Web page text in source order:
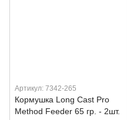
Артикул: 7342-265
Кормушка Long Cast Pro
Method Feeder 65 гр. - 2шт.